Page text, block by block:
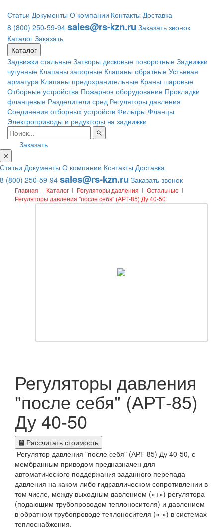
Статьи Документы О компании Контакты Доставка
8 (800) 250-59-94 sales@rs-kzn.ru Заказать звонок
Каталог Заказать
Каталог
Задвижки стальные Затворы дисковые поворотные Задвижки
чугунные Клапаны запорные Клапаны обратные Устьевая
арматура Клапаны предохранительные Краны шаровые
Отборные устройства Пожарное оборудование Прокладки
фланцевые Разделители сред Регуляторы давления
Соединения отборных устройств Фильтры Фланцы
Электроприводы и редукторы на задвижки
Заказать
Статьи Документы О компании Контакты Доставка
8 (800) 250-59-94 sales@rs-kzn.ru Заказать звонок
Главная Каталог Регуляторы давления
Остальные
Регуляторы давления "после себя" (АРТ-85) Ду 40-50
Регуляторы давления
"после себя" (АРТ-85)
Ду 40-50
Рассчитать стоимость
Регулятор давления "после себя" (АРТ-85) Ду 40-50, с
мембранным приводом предназначен для
автоматического поддержания заданного перепада
давления на каком-либо гидравлическом сопротивлении в
том числе, между выходным давлением («+») регулятора
(подающим трубопроводом теплоносителя) и давлением
в обратном трубопроводе теплоносителя («-») в системах
теплоснабжения.